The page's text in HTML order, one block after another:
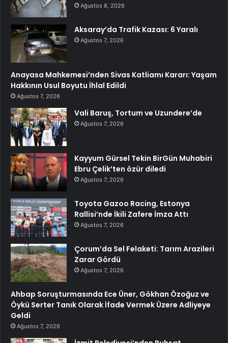
Ağustos 8, 2026
Aksaray’da Trafik Kazası: 6 Yaralı
Ağustos 7, 2026
Anayasa Mahkemesi’nden Sivas Katliamı Kararı: Yaşam
Hakkının Usul Boyutu İhlal Edildi
Ağustos 7, 2026
Vali Baruş, Tortum ve Uzundere’de
Ağustos 7, 2026
Kayyum Gürsel Tekin BirGün Muhabiri
Ebru Çelik’ten özür diledi
Ağustos 7, 2026
Toyota Gazoo Racing, Estonya
Rallisi’nde İkili Zafere İmza Attı
Ağustos 7, 2026
Çorum’da Sel Felaketi: Tarım Arazileri
Zarar Gördü
Ağustos 7, 2026
Ahbap Soruşturmasında Ece Üner, Gökhan Özoğuz ve
Öykü Serter Tanık Olarak İfade Vermek Üzere Adliyeye
Geldi
Ağustos 7, 2026